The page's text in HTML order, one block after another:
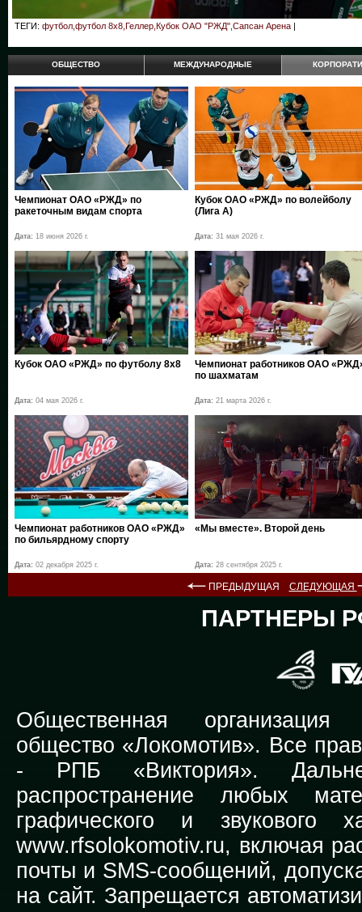
ТЕГИ: футбол,футбол 8х8,Геллер,Кубок ОАО "РЖД",Сапсан Арена |
ОБЩЕСТВО МЕЖДУНАРОДНЫЕ
Чемпионат ОАО «РЖД» по
ракеточным видам спорта
Дата: 18 июня 2026 г.
Кубок ОАО «РЖД» по волейболу
(Лига А)
Дата: 31 мая 2026 г.
Кубок ОАО «РЖД» по футболу 8х8
Дата: 04 мая 2026 г.
Чемпионат работников ОАО
по шахматам
Дата: 21 марта 2026 г.
Чемпионат работников ОАО «РЖД»
по бильярдному спорту
Дата: 02 декабря 2025 г.
«Мы вместе». Второй день
Дата: 28 сентября 2025 г.
ПРЕДЫДУЩАЯ СЛЕДУЮЩАЯ
ПАРТНЕРЫ
Общественная организация
общество «Локомотив». Все
- РПБ «Виктория».
распространение любых
графического и звукового
www.rfsolokomotiv.ru, включая
почты и SMS-сообщений,
на сайт. Запрещается